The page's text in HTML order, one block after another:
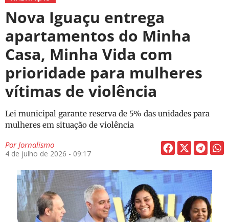
Nova Iguaçu entrega
apartamentos do Minha
Casa, Minha Vida com
prioridade para mulheres
vítimas de violência
Lei municipal garante reserva de 5% das unidades para
mulheres em situação de violência
PorJornalismo
4 de julho de 2026 - 09:17